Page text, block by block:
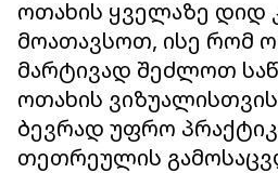
ოთახის ყველაზე
მოათავსოთ, ისე რომ
მარტივად შეძლოთ
ოთახის
ბევრად უფრო
თეთრეულის